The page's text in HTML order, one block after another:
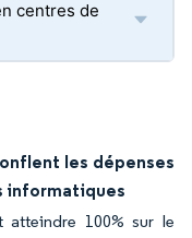
centres de
les dépenses
informatiques
100% sur le